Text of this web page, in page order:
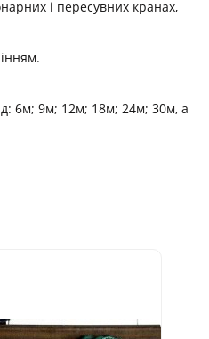
і пересувних кранах,
6м; 9м; 12м; 18м; 24м; 30м, а